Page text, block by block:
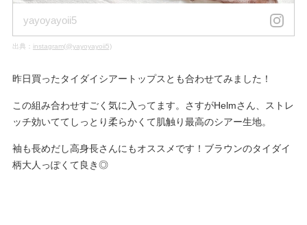
yayoyayoii5
出典： instagram(@yayoyayoii5)
昨日買ったタイダイシアートップスとも合わせてみました！
この組み合わせすごく気に入ってます。さすがHelmさん、ストレ
ッチ効いててしっとり柔らかくて肌触り最高のシアー生地。
袖も長めだし高身長さんにもオススメです！ブラウンのタイダイ
柄大人っぽくて良き◎